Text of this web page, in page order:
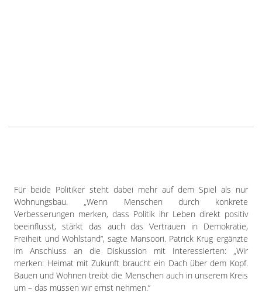
Für beide Politiker steht dabei mehr auf dem Spiel als nur
Wohnungsbau. „Wenn Menschen durch konkrete
Verbesserungen merken, dass Politik ihr Leben direkt positiv
beeinflusst, stärkt das auch das Vertrauen in Demokratie,
Freiheit und Wohlstand“, sagte Mansoori. Patrick Krug ergänzte
im Anschluss an die Diskussion mit Interessierten: „Wir
merken: Heimat mit Zukunft braucht ein Dach über dem Kopf.
Bauen und Wohnen treibt die Menschen auch in unserem Kreis
um – das müssen wir ernst nehmen.“